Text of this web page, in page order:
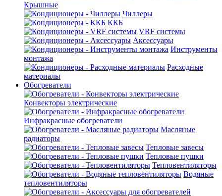
Крышные
Чиллеры
ККБ
VRF системы
Аксессуары
Инструменты
монтажа
Расходные
материалы
Обогреватели
Конвекторы электрические
Инфракрасные обогреватели
Масляные
радиаторы
Тепловые завесы
Тепловые пушки
Тепловентиляторы
Водяные
тепловентиляторы